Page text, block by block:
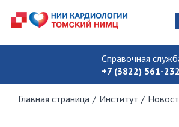
Справочная
+7 (3822) 561-232
Главная страница / Институт /